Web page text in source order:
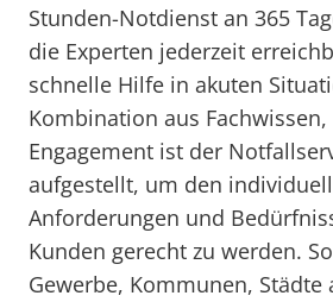
Stunden-Notdienst an 365
die Experten jederzeit
schnelle Hilfe in akuten
Kombination aus
Engagement ist der
aufgestellt, um den
Anforderungen und
Kunden gerecht zu werden.
Gewerbe, Kommunen, Städte